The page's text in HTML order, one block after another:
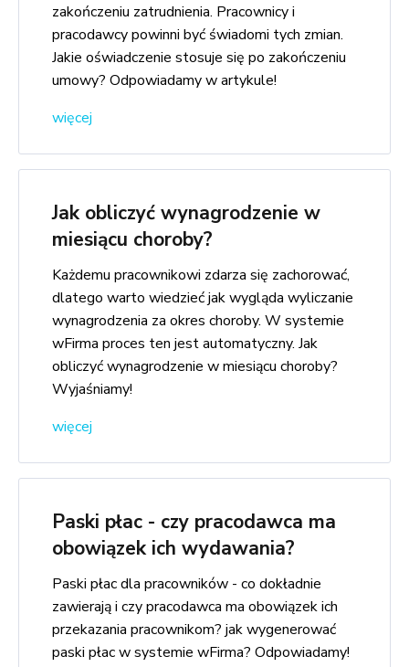
zakończeniu zatrudnienia. Pracownicy i
pracodawcy powinni być świadomi tych zmian.
Jakie oświadczenie stosuje się po zakończeniu
umowy? Odpowiadamy w artykule!
więcej
Jak obliczyć wynagrodzenie w
miesiącu choroby?
Każdemu pracownikowi zdarza się zachorować,
dlatego warto wiedzieć jak wygląda wyliczanie
wynagrodzenia za okres choroby. W systemie
wFirma proces ten jest automatyczny. Jak
obliczyć wynagrodzenie w miesiącu choroby?
Wyjaśniamy!
więcej
Paski płac - czy pracodawca ma
obowiązek ich wydawania?
Paski płac dla pracowników - co dokładnie
zawierają i czy pracodawca ma obowiązek ich
przekazania pracownikom? jak wygenerować
paski płac w systemie wFirma? Odpowiadamy!